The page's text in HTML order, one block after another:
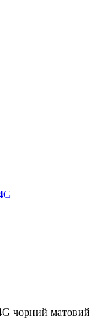
чорний матовий